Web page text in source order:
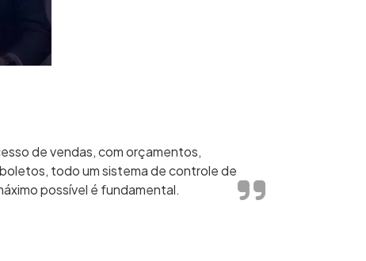
de vendas, com orçamentos,
todo um sistema de controle de
possível é fundamental.